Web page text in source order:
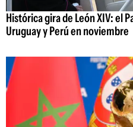
Histórica gira de León XIV: el
Uruguay y Perú en noviembre